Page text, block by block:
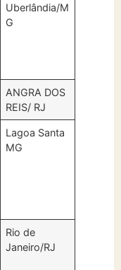
Uberlândia/M
G
ANGRA DOS
REIS/ RJ
Lagoa Santa
MG
Rio de
Janeiro/RJ